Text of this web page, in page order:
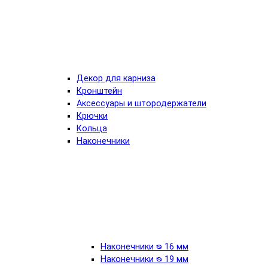
Декор для карниза
Кронштейн
Аксессуары и штородержатели
Крючки
Кольца
Наконечники
Наконечники ᴓ 16 мм
Наконечники ᴓ 19 мм